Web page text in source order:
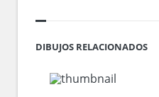
DIBUJOS RELACIONADOS